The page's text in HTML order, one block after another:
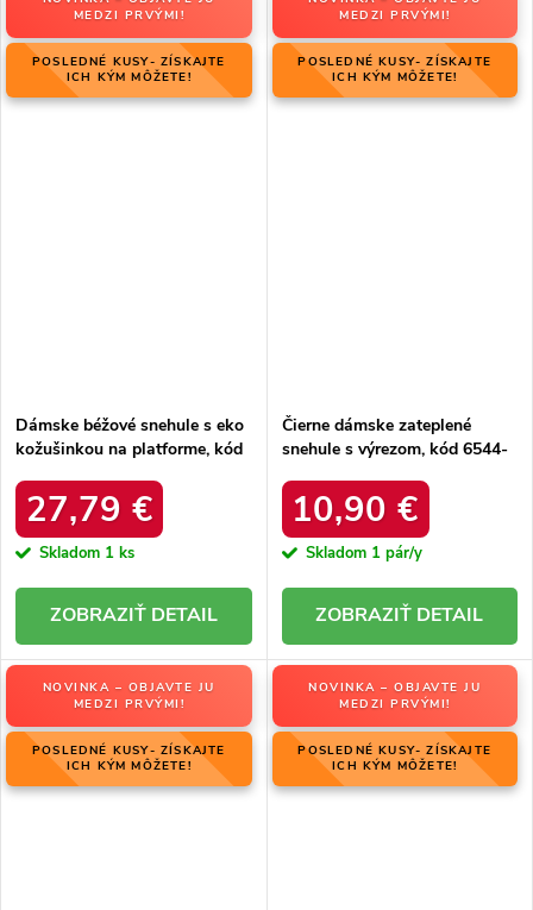
MEDZI PRVÝMI!
POSLEDNÉ KUSY- ZÍSKAJTE
ICH KÝM MÔŽETE!
Dámske béžové snehule s eko
kožušinkou na platforme, kód
27,79 €
Skladom 1 ks
DETAIL
MEDZI PRVÝMI!
POSLEDNÉ KUSY- ZÍSKAJTE
ICH KÝM MÔŽETE!
Čierne dámske zateplené
snehule s výrezom, kód 6544-
10,90 €
Skladom 1 pár/y
DETAIL
NOVINKA – OBJAVTE JU
MEDZI PRVÝMI!
POSLEDNÉ KUSY- ZÍSKAJTE
ICH KÝM MÔŽETE!
NOVINKA – OBJAVTE JU
MEDZI PRVÝMI!
POSLEDNÉ KUSY- ZÍSKAJTE
ICH KÝM MÔŽETE!